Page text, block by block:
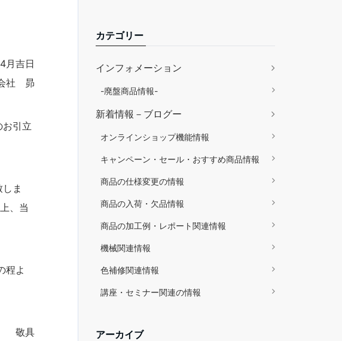
月吉日
社 昴
引立
ま
、当
程よ
敬具
カテゴリー
インフォメーション
-廃盤商品情報-
新着情報－ブログー
オンラインショップ機能情報
キャンペーン・セール・おすすめ商品情報
商品の仕様変更の情報
商品の入荷・欠品情報
商品の加工例・レポート関連情報
機械関連情報
色補修関連情報
講座・セミナー関連の情報
アーカイブ